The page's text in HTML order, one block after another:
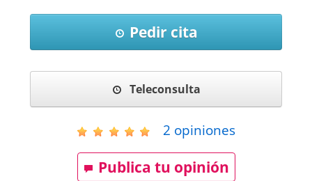
Pedir cita
Teleconsulta
2 opiniones
Publica tu opinión